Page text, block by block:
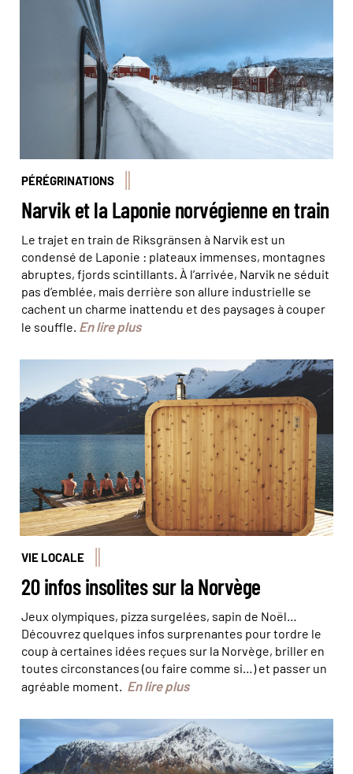
PÉRÉGRINATIONS
Narvik et la Laponie norvégienne en train
Le trajet en train de Riksgränsen à Narvik est un
condensé de Laponie : plateaux immenses, montagnes
abruptes, fjords scintillants. À l’arrivée, Narvik ne séduit
pas d’emblée, mais derrière son allure industrielle se
cachent un charme inattendu et des paysages à couper
le souffle. En lire plus
VIE LOCALE
20 infos insolites sur la Norvège
Jeux olympiques, pizza surgelées, sapin de Noël…
Découvrez quelques infos surprenantes pour tordre le
coup à certaines idées reçues sur la Norvège, briller en
toutes circonstances (ou faire comme si…) et passer un
agréable moment.
En lire plus
© Johny Goerend/Unsplash